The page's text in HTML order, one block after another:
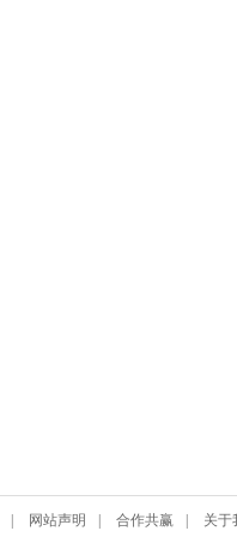
网站声明 合作共赢 关于